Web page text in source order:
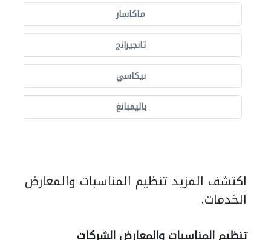
ماكاسار
تانجيرانج
بيكاسي
باليمبانغ
اكتشف المزيد تنظيم المناسبات والمعارض
الخدمات.
تنظيم المناسبات والمعارض الشركات